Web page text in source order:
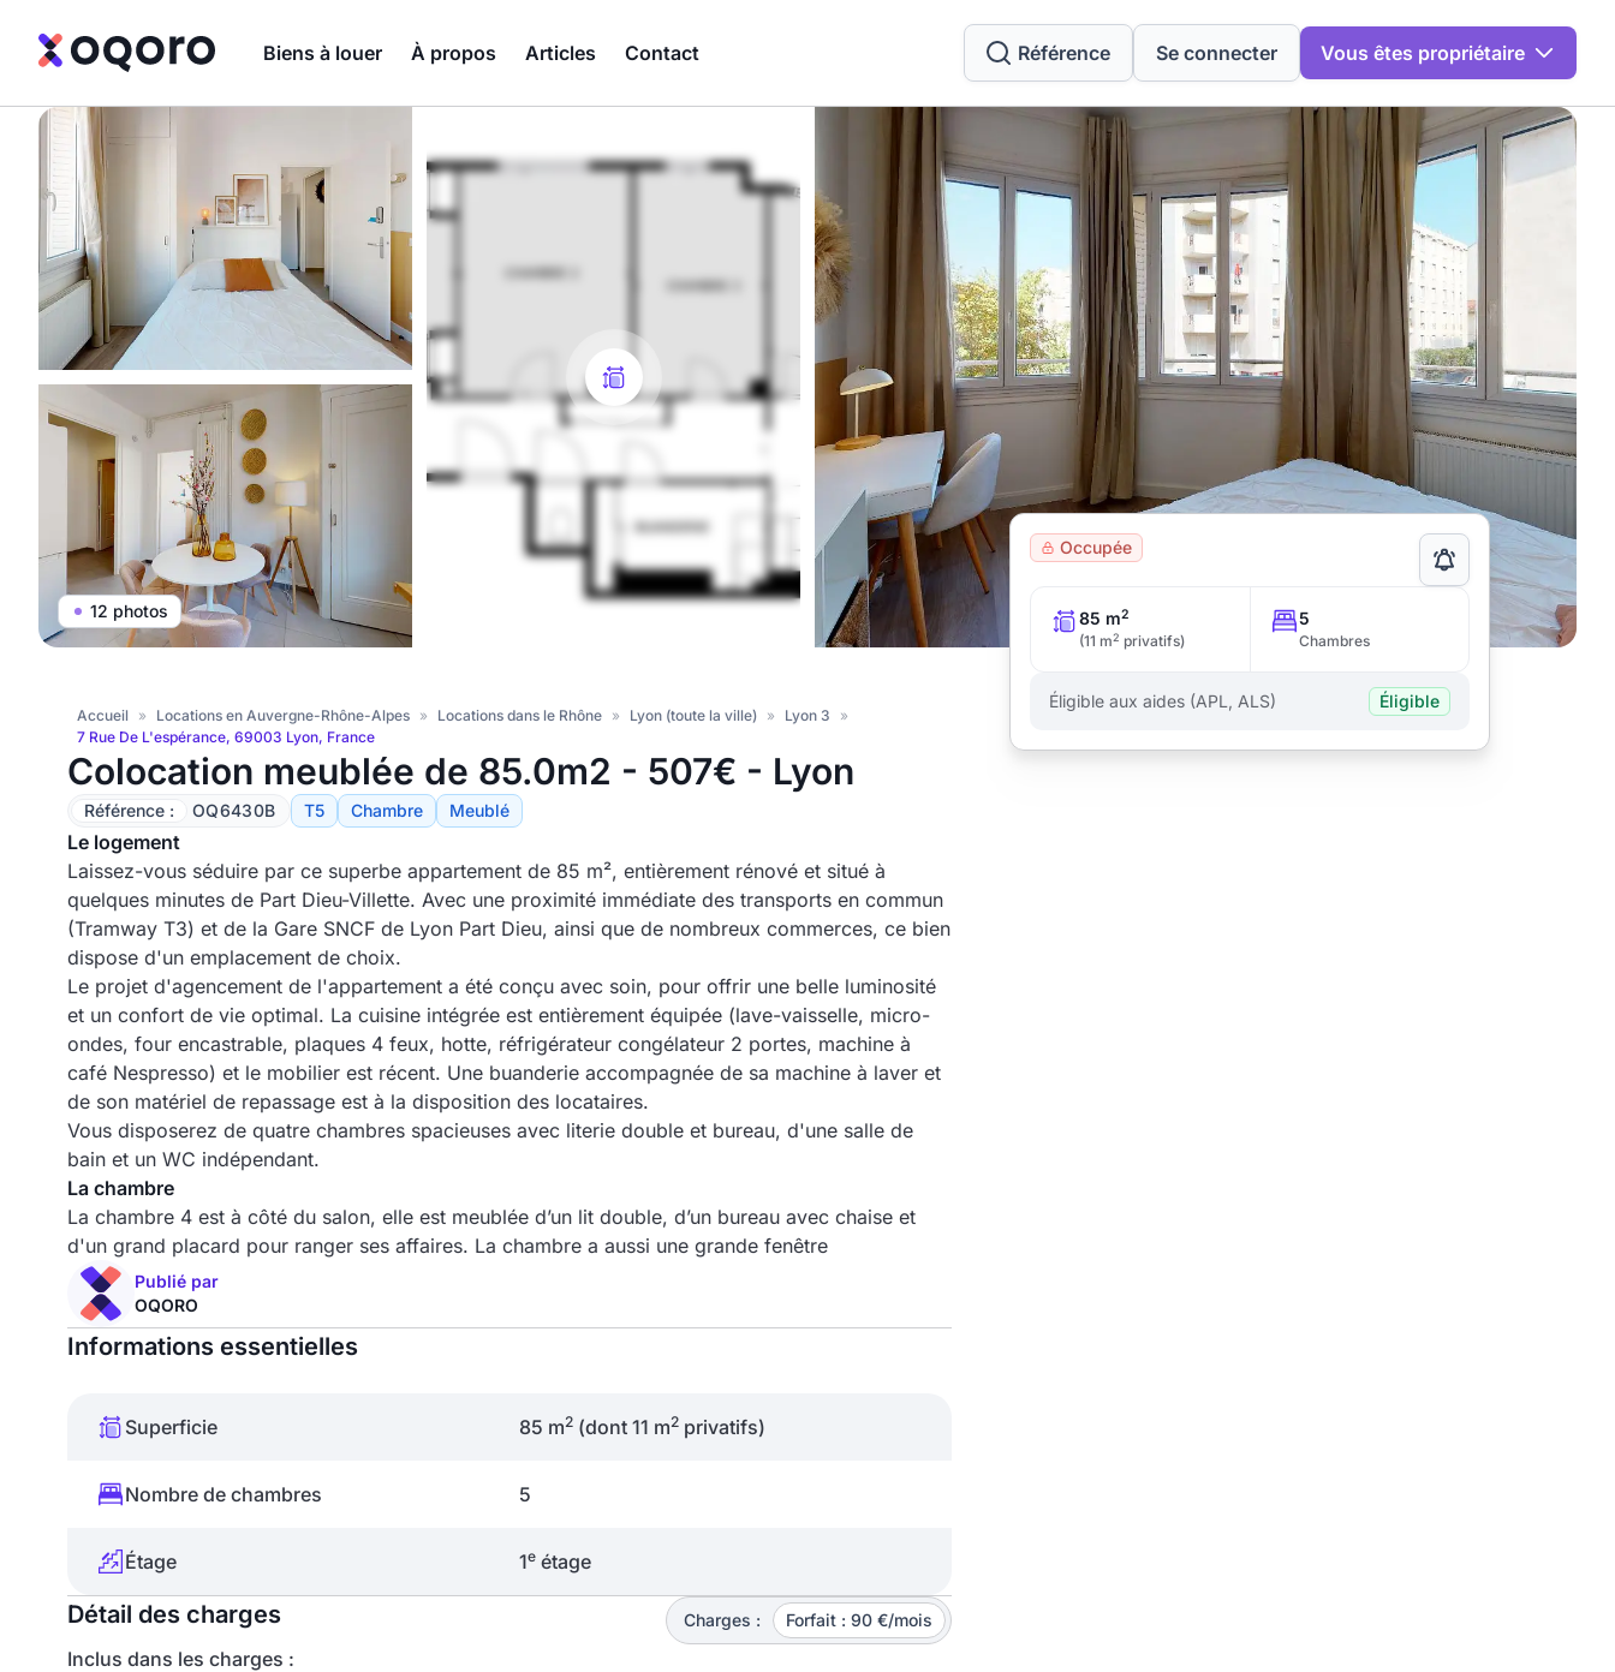
Biens à louer À propos Articles Contact Référence Se connecter Vous êtes propriétaire
12 photos
Accueil » Locations en Auvergne-Rhône-Alpes » Locations dans le Rhône » Lyon (toute la ville) » Lyon 3
»
7 Rue De L'espérance, 69003 Lyon, France
Colocation meublée de 85.0m2 - 507€ - Lyon
Référence : OQ6430B T5 Chambre Meublé
Le logement
Laissez-vous séduire par ce superbe appartement de 85 m², entièrement rénové et situé à
quelques minutes de Part Dieu-Villette. Avec une proximité immédiate des transports en commun
(Tramway T3) et de la Gare SNCF de Lyon Part Dieu, ainsi que de nombreux commerces, ce bien
dispose d'un emplacement de choix.
Le projet d'agencement de l'appartement a été conçu avec soin, pour offrir une belle luminosité
et un confort de vie optimal. La cuisine intégrée est entièrement équipée (lave-vaisselle, micro-
ondes, four encastrable, plaques 4 feux, hotte, réfrigérateur congélateur 2 portes, machine à
café Nespresso) et le mobilier est récent. Une buanderie accompagnée de sa machine à laver et
de son matériel de repassage est à la disposition des locataires.
Vous disposerez de quatre chambres spacieuses avec literie double et bureau, d'une salle de
bain et un WC indépendant.
La chambre
La chambre 4 est à côté du salon, elle est meublée d’un lit double, d’un bureau avec chaise et
d'un grand placard pour ranger ses affaires. La chambre a aussi une grande fenêtre
Publié par
OQORO
Informations essentielles
Superficie 85 m2 (dont 11 m2 privatifs)
Nombre de chambres 5
Étage 1e étage
Détail des charges Charges : Forfait : 90 €/mois
Inclus dans les charges :
Occupée
85 m2
(11 m2 privatifs)
5
Chambres
Éligible aux aides (APL, ALS) Éligible